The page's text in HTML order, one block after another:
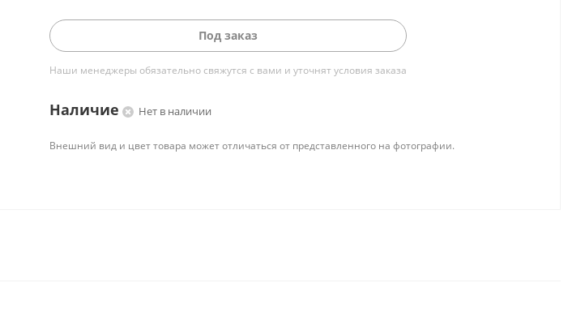
Под заказ
Наши менеджеры обязательно свяжутся с вами и уточнят условия заказа
Наличие Нет в наличии
Внешний вид и цвет товара может отличаться от представленного на фотографии.